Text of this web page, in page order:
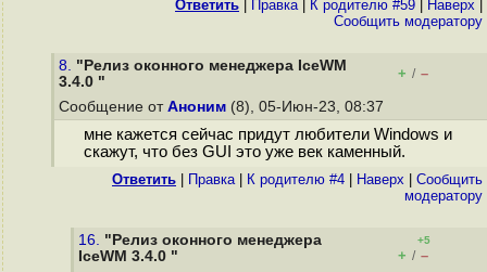
Ответить Правка| К родителю #59 Наверх
Cообщить модератору
8. "Релиз оконного менеджера IceWM
3.4.0 "
+ / –
Сообщение от Аноним (8), 05-Июн-23, 08:37
мне кажется сейчас придут любители Windows и
скажут, что без GUI это уже век каменный.
Ответить Правка| К родителю #4 Наверх
Cообщить
модератору
16. "Релиз оконного менеджера
IceWM 3.4.0 "
+5
+ / –